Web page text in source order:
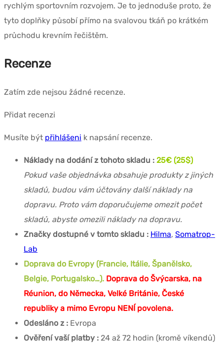
rychlým sportovním rozvojem. Je to jednoduše proto, že
tyto doplňky působí přímo na svalovou tkáň po krátkém
průchodu krevním řečištěm.
Recenze
Zatím zde nejsou žádné recenze.
Přidat recenzi
Musíte být přihlášeni k napsání recenze.
Náklady na dodání z tohoto skladu : 25€ (25$)
Pokud vaše objednávka obsahuje produkty z jiných
skladů, budou vám účtovány další náklady na
dopravu. Proto vám doporučujeme omezit počet
skladů, abyste omezili náklady na dopravu.
Značky dostupné v tomto skladu : Hilma, Somatrop-
Lab
Doprava do Evropy (Francie, Itálie, Španělsko,
Belgie, Portugalsko…). Doprava do Švýcarska, na
Réunion, do Německa, Velké Británie, České
republiky a mimo Evropu NENÍ povolena.
Odesláno z : Evropa
Ověření vaší platby : 24 až 72 hodin (kromě víkendů)